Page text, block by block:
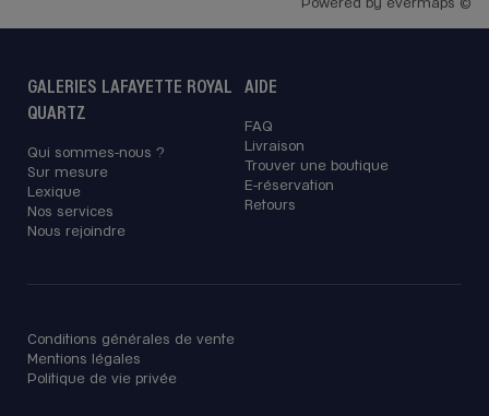
GALERIES LAFAYETTE ROYAL
QUARTZ
Qui sommes-nous ?
Sur mesure
Lexique
Nos services
Nous rejoindre
AIDE
FAQ
Livraison
Trouver une boutique
E-réservation
Retours
Conditions générales de vente
Mentions légales
Politique de vie privée